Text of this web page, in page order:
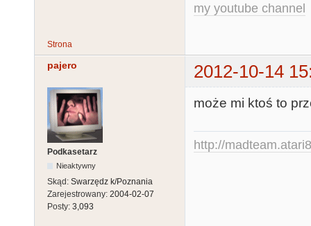
my youtube channel
Strona
pajero 2012-10-14
Podkasetarz
Nieaktywny
Skąd: Swarzędz k/Poznania
Zarejestrowany: 2004-02-07
Posty: 3,093
może mi ktoś to
http://